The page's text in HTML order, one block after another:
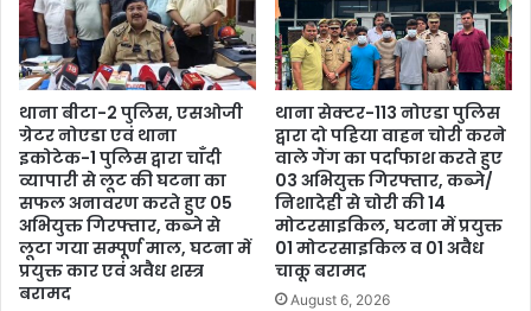
थाना बीटा-2 पुलिस, एसओजी
ग्रेटर नोएडा एवं थाना
इकोटेक-1 पुलिस द्वारा चाँदी
व्यापारी से लूट की घटना का
सफल अनावरण करते हुए 05
अभियुक्त गिरफ्तार, कब्जे से
लूटा गया सम्पूर्ण माल, घटना में
प्रयुक्त कार एवं अवैध शस्त्र
बरामद
थाना सेक्टर-113 नोएडा पुलिस
द्वारा दो पहिया वाहन चोरी करने
वाले गैंग का पर्दाफाश करते हुए
03 अभियुक्त गिरफ्तार, कब्जे/
निशादेही से चोरी की 14
मोटरसाइकिल, घटना में प्रयुक्त
01 मोटरसाइकिल व 01 अवैध
चाकू बरामद
August 6, 2026